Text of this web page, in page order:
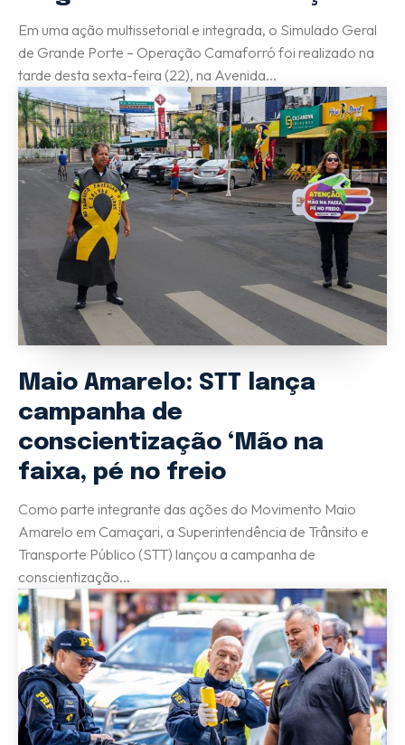
Em uma ação multissetorial e integrada, o Simulado Geral
de Grande Porte – Operação Camaforró foi realizado na
tarde desta sexta-feira (22), na Avenida...
Maio Amarelo: STT lança
campanha de
conscientização ‘Mão na
faixa, pé no freio
Como parte integrante das ações do Movimento Maio
Amarelo em Camaçari, a Superintendência de Trânsito e
Transporte Público (STT) lançou a campanha de
conscientização...